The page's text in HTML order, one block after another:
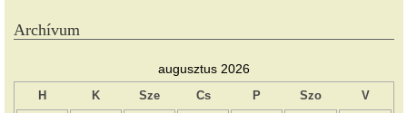
Archívum
augusztus 2026
H K Sze Cs P Szo V